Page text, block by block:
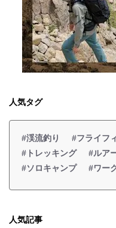
人気タグ
#渓流釣り #フライフ
#トレッキング
#ルア
#ソロキャンプ
#ワー
人気記事